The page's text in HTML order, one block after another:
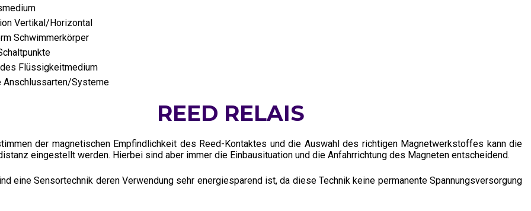
Vertikal/Horizontal
Schwimmerkörper
Flüssigkeitmedium
Anschlussarten/Systeme
REED RELAIS
der magnetischen Empfindlichkeit des Reed-Kontaktes und die Auswahl des richtigen Magnetwerkstoffes kann die
eingestellt werden. Hierbei sind aber immer die Einbausituation und die Anfahrrichtung des Magneten entscheidend.
eine Sensortechnik deren Verwendung sehr energiesparend ist, da diese Technik keine permanente Spannungsversorgung